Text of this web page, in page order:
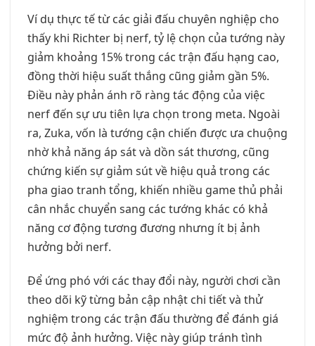
Ví dụ thực tế từ các giải đấu chuyên nghiệp cho
thấy khi Richter bị nerf, tỷ lệ chọn của tướng này
giảm khoảng 15% trong các trận đấu hạng cao,
đồng thời hiệu suất thắng cũng giảm gần 5%.
Điều này phản ánh rõ ràng tác động của việc
nerf đến sự ưu tiên lựa chọn trong meta. Ngoài
ra, Zuka, vốn là tướng cận chiến được ưa chuộng
nhờ khả năng áp sát và dồn sát thương, cũng
chứng kiến sự giảm sút về hiệu quả trong các
pha giao tranh tổng, khiến nhiều game thủ phải
cân nhắc chuyển sang các tướng khác có khả
năng cơ động tương đương nhưng ít bị ảnh
hưởng bởi nerf.
Để ứng phó với các thay đổi này, người chơi cần
theo dõi kỹ từng bản cập nhật chi tiết và thử
nghiệm trong các trận đấu thường để đánh giá
mức độ ảnh hưởng. Việc này giúp tránh tình